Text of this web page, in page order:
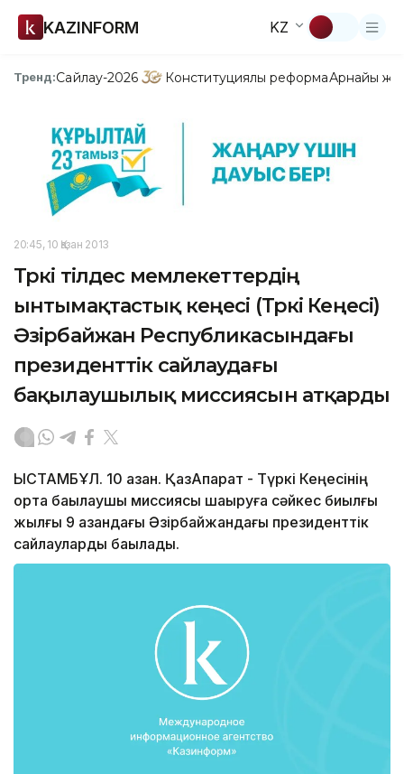
KAZINFORM KZ
Тренд:Сайлау-2026 Конституциялық реформаАрнайы
20:45, 10 Қазан 2013
Түркі тілдес мемлекеттердің
ынтымақтастық кеңесі (Түркі Кеңесі)
Әзірбайжан Республикасындағы
президенттік сайлаудағы
бақылаушылық миссиясын атқарды
ЫСТАМБҰЛ. 10 қазан. ҚазАқпарат - Түркі Кеңесінің
ортақ бақылаушы миссиясы шақыруға сәйкес биылғы
жылғы 9 қазандағы Әзірбайжандағы президенттік
сайлауларды бақылады.